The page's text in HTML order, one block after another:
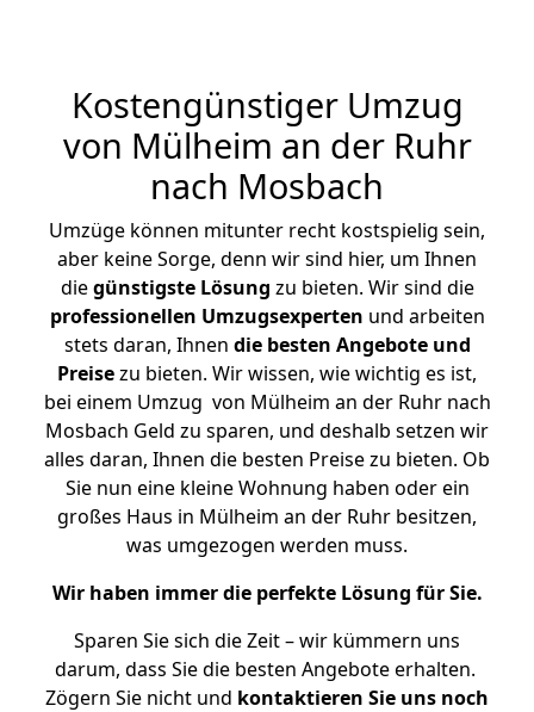
Kostengünstiger Umzug
von Mülheim an der Ruhr
nach Mosbach
Umzüge können mitunter recht kostspielig sein,
aber keine Sorge, denn wir sind hier, um Ihnen
diegünstigste Lösung zu bieten. Wir sind die
professionellen Umzugsexperten und arbeiten
stets daran, Ihnen die besten Angebote und
Preisezu bieten. Wir wissen, wie wichtig es ist,
bei einem Umzug von Mülheim an der Ruhr nach
Mosbach Geld zu sparen, und deshalb setzen wir
alles daran, Ihnen die besten Preise zu bieten. Ob
Sie nun eine kleine Wohnung haben oder ein
großes Haus in Mülheim an der Ruhr besitzen,
was umgezogen werden muss.
Wir haben immer die perfekte Lösung für Sie.
Sparen Sie sich die Zeit – wir kümmern uns
darum, dass Sie die besten Angebote erhalten.
Zögern Sie nicht und kontaktieren Sie uns noch